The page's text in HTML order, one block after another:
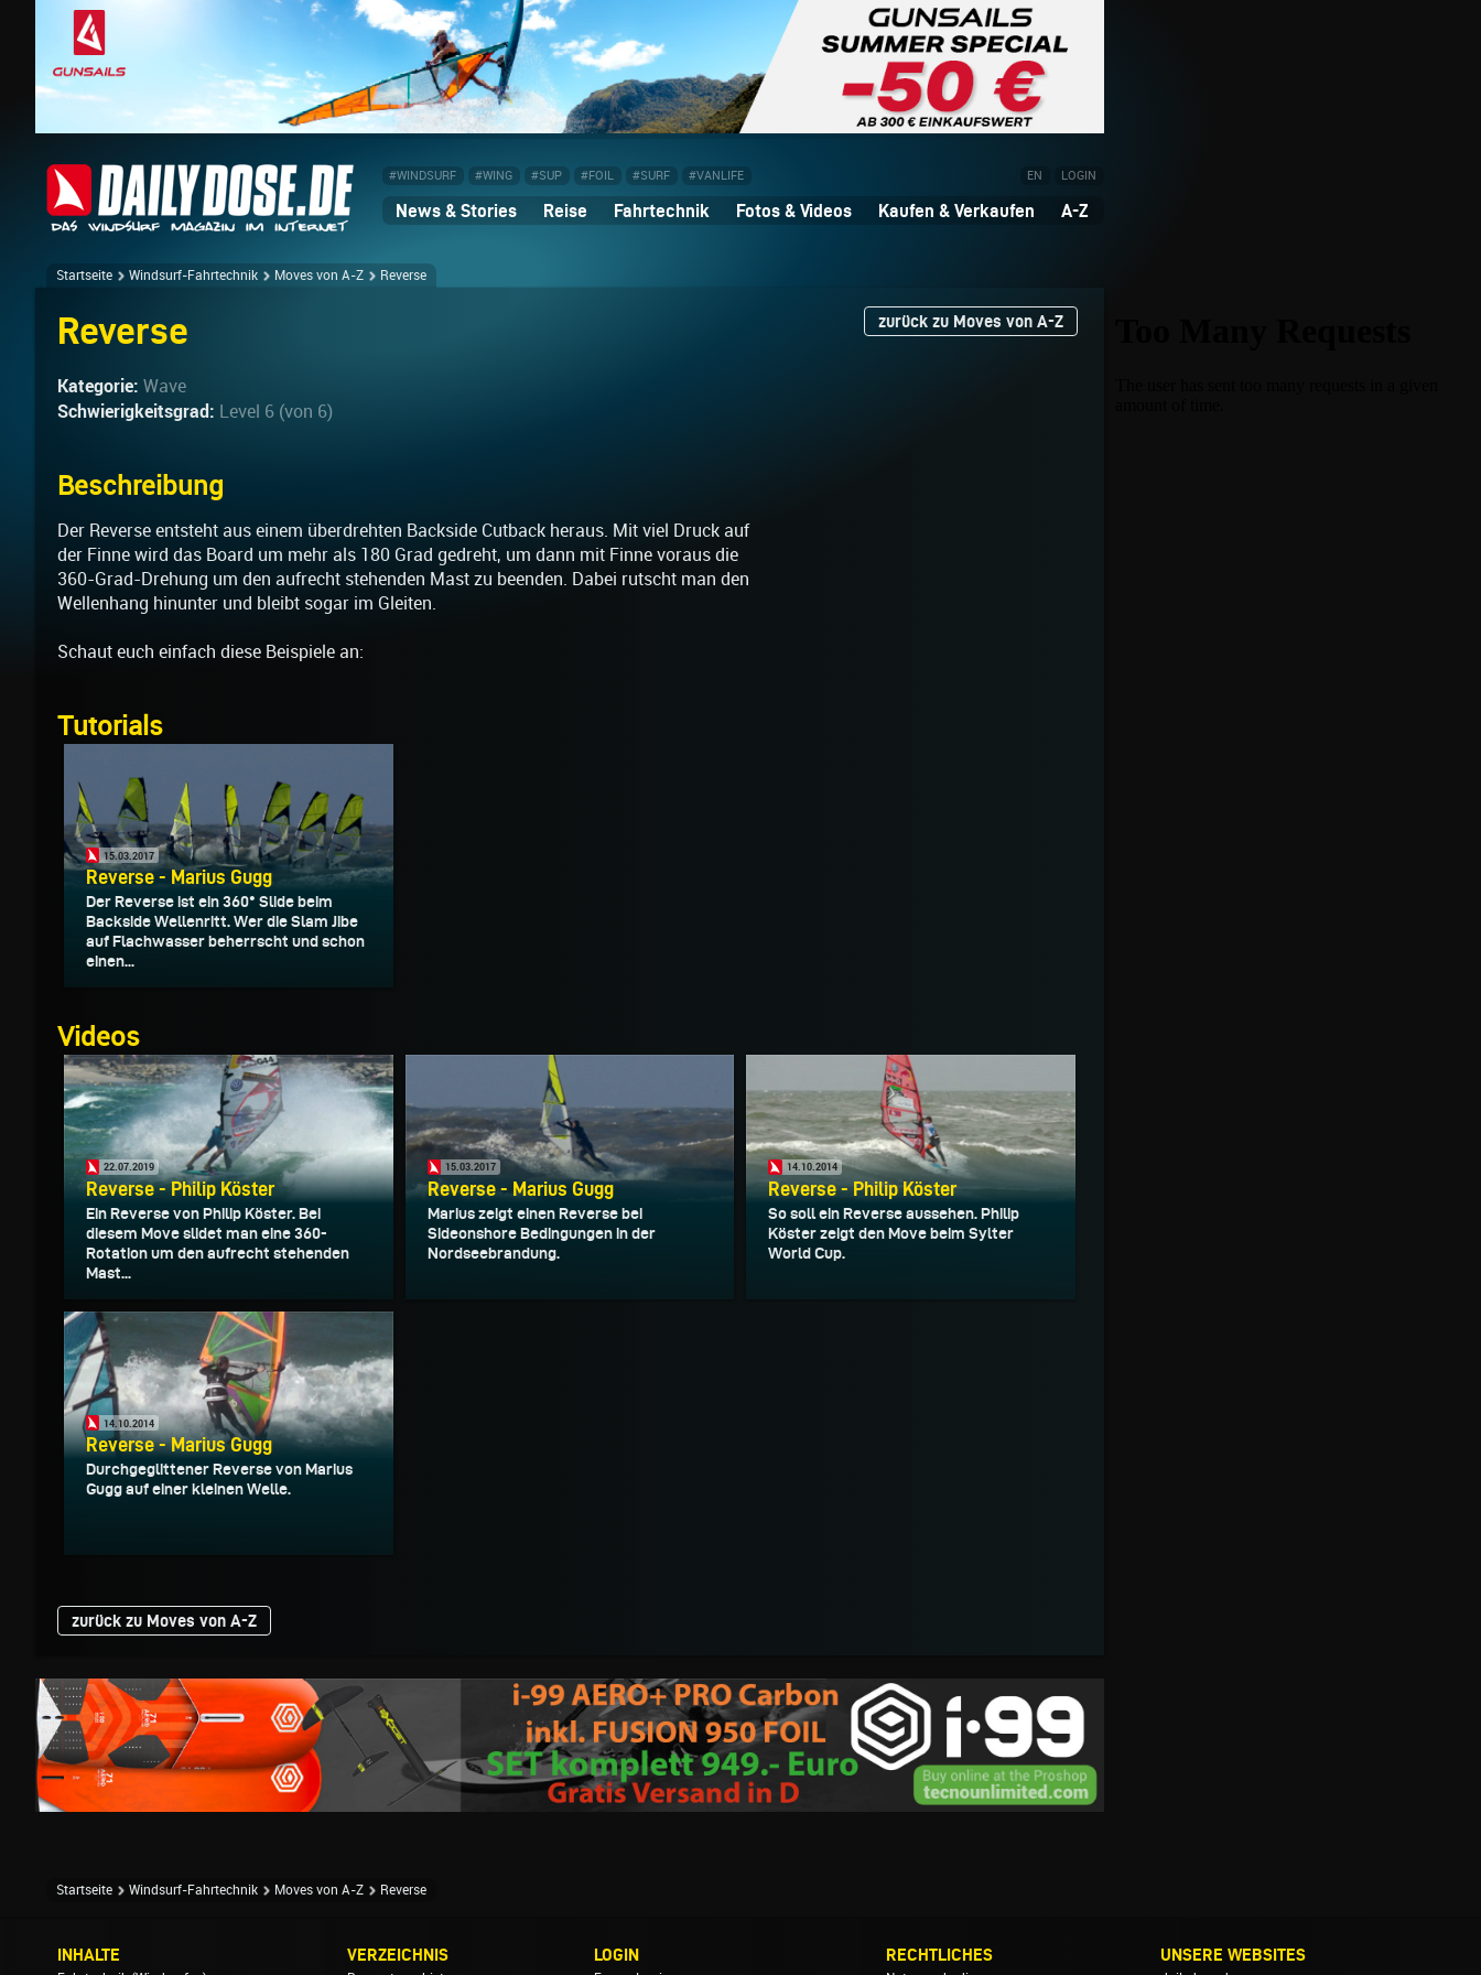
#WINDSURF #WING #SUP #FOIL #SURF #VANLIFE EN LOGIN
News & Stories Reise Fahrtechnik Fotos & Videos Kaufen & Verkaufen A-Z
Startseite Windsurf-Fahrtechnik Moves von A-Z Reverse
Reverse zurück zu Moves von A-Z
Kategorie: Wave
Schwierigkeitsgrad: Level 6 (von 6)
Beschreibung
Der Reverse entsteht aus einem überdrehten Backside Cutback heraus. Mit viel Druck auf
der Finne wird das Board um mehr als 180 Grad gedreht, um dann mit Finne voraus die
360-Grad-Drehung um den aufrecht stehenden Mast zu beenden. Dabei rutscht man den
Wellenhang hinunter und bleibt sogar im Gleiten.
Schaut euch einfach diese Beispiele an:
Tutorials
15.03.2017
Reverse - Marius Gugg
Der Reverse ist ein 360° Slide beim
Backside Wellenritt. Wer die Slam Jibe
auf Flachwasser beherrscht und schon
einen...
Videos
22.07.2019
Reverse - Philip Köster
Ein Reverse von Philip Köster. Bei
diesem Move slidet man eine 360-
Rotation um den aufrecht stehenden
Mast...
15.03.2017
Reverse - Marius Gugg
Marius zeigt einen Reverse bei
Sideonshore Bedingungen in der
Nordseebrandung.
14.10.2014
Reverse - Philip Köster
So soll ein Reverse aussehen. Philip
Köster zeigt den Move beim Sylter
World Cup.
14.10.2014
Reverse - Marius Gugg
Durchgeglittener Reverse von Marius
Gugg auf einer kleinen Welle.
zurück zu Moves von A-Z
Startseite Windsurf-Fahrtechnik Moves von A-Z Reverse
INHALTE VERZEICHNIS LOGIN RECHTLICHES UNSERE WEBSITES